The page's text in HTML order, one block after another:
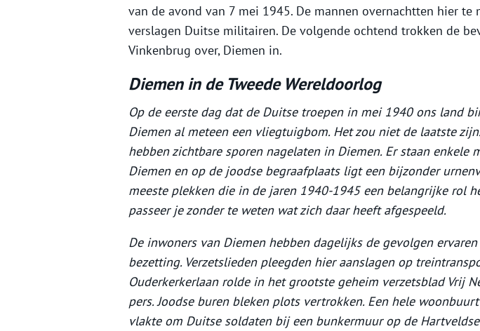
van de avond van 7 mei 1945. De mannen overnachtten hier te
verslagen Duitse militairen. De volgende ochtend trokken de
Vinkenbrug over, Diemen in.
Diemen in de Tweede Wereldoorlog
Op de eerste dag dat de Duitse troepen in mei 1940 ons land
Diemen al meteen een vliegtuigbom. Het zou niet de laatste
hebben zichtbare sporen nagelaten in Diemen. Er staan enkele
Diemen en op de joodse begraafplaats ligt een bijzonder
meeste plekken die in de jaren 1940-1945 een belangrijke rol
passeer je zonder te weten wat zich daar heeft afgespeeld.
De inwoners van Diemen hebben dagelijks de gevolgen
bezetting. Verzetslieden pleegden hier aanslagen op
Ouderkerkerlaan rolde in het grootste geheim verzetsblad Vrij
pers. Joodse buren bleken plots vertrokken. Een hele
vlakte om Duitse soldaten bij een bunkermuur op de